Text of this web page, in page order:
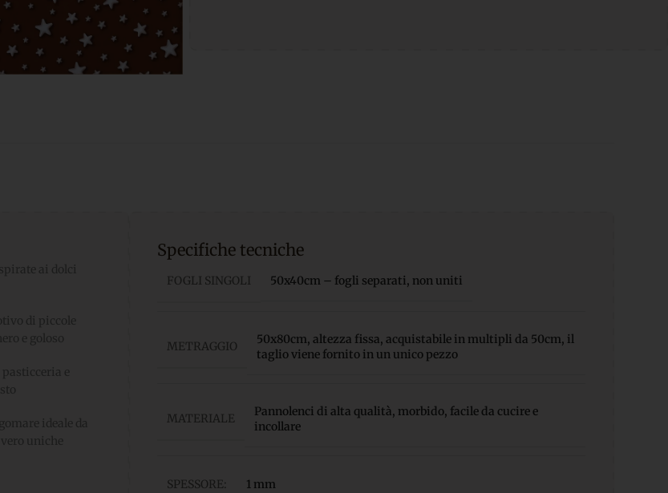
Specifiche tecniche
FOGLI SINGOLI 50x40cm – fogli separati, non uniti
METRAGGIO
50x80cm, altezza fissa, acquistabile in multipli da 50cm, il
taglio viene fornito in un unico pezzo
MATERIALE
Pannolenci di alta qualità, morbido, facile da cucire e
incollare
SPESSORE: 1 mm